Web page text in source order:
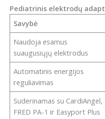
adapteris
Pediatrinis elektrodų
Savybė
Naudoja esamus
suaugusiųjų elektrodus
Automatinis energijos
reguliavimas
Suderinamas su CardiAngel,
FRED PA-1 ir Easyport Plus